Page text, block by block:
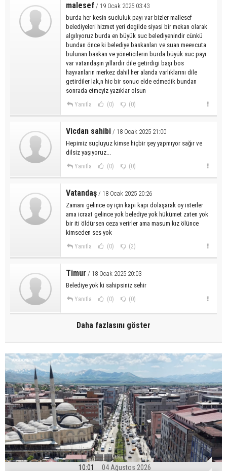
malesef / 19 Ocak 2025 03:43
burda her kesin sucluluk payı var bizler mallesef
belediyeleri hizmet yeri degilde siyasi bir mekan olarak
algılıyoruz burda en büyük suc belediyenindir cünkü
bundan önce ki belediye baskanları ve suan meevcuta
bulunan baskan ve yöneticilerin burda büyük suc payı
var vatandaşın yıllardır dile getirdigi başı bos
hayvanların merkez dahil her alanda varlıklarını dile
getirdiler lak,n hic bir sonuc elde edmedik bundan
sonrada etmeyiz yazıklar olsun
Yanıtla (0) (0)
Vicdan sahibi / 18 Ocak 2025 21:00
Hepimiz suçluyuz kimse hiçbir şey yapmıyor sağır ve
dilsiz yaşıyoruz...
Yanıtla (0) (0)
Vatandaş / 18 Ocak 2025 20:26
Zamanı gelince oy için kapı kapı dolaşarak oy isterler
ama icraat gelince yok belediye yok hükümet zaten yok
bir iti öldürsen ceza verirler ama masum kız ölünce
kimseden ses yok
Yanıtla (0) (2)
Timur / 18 Ocak 2025 20:03
Belediye yok ki sahipsiniz sehir
Yanıtla (0) (0)
Daha fazlasını göster
10:01 04 Ağustos 2026